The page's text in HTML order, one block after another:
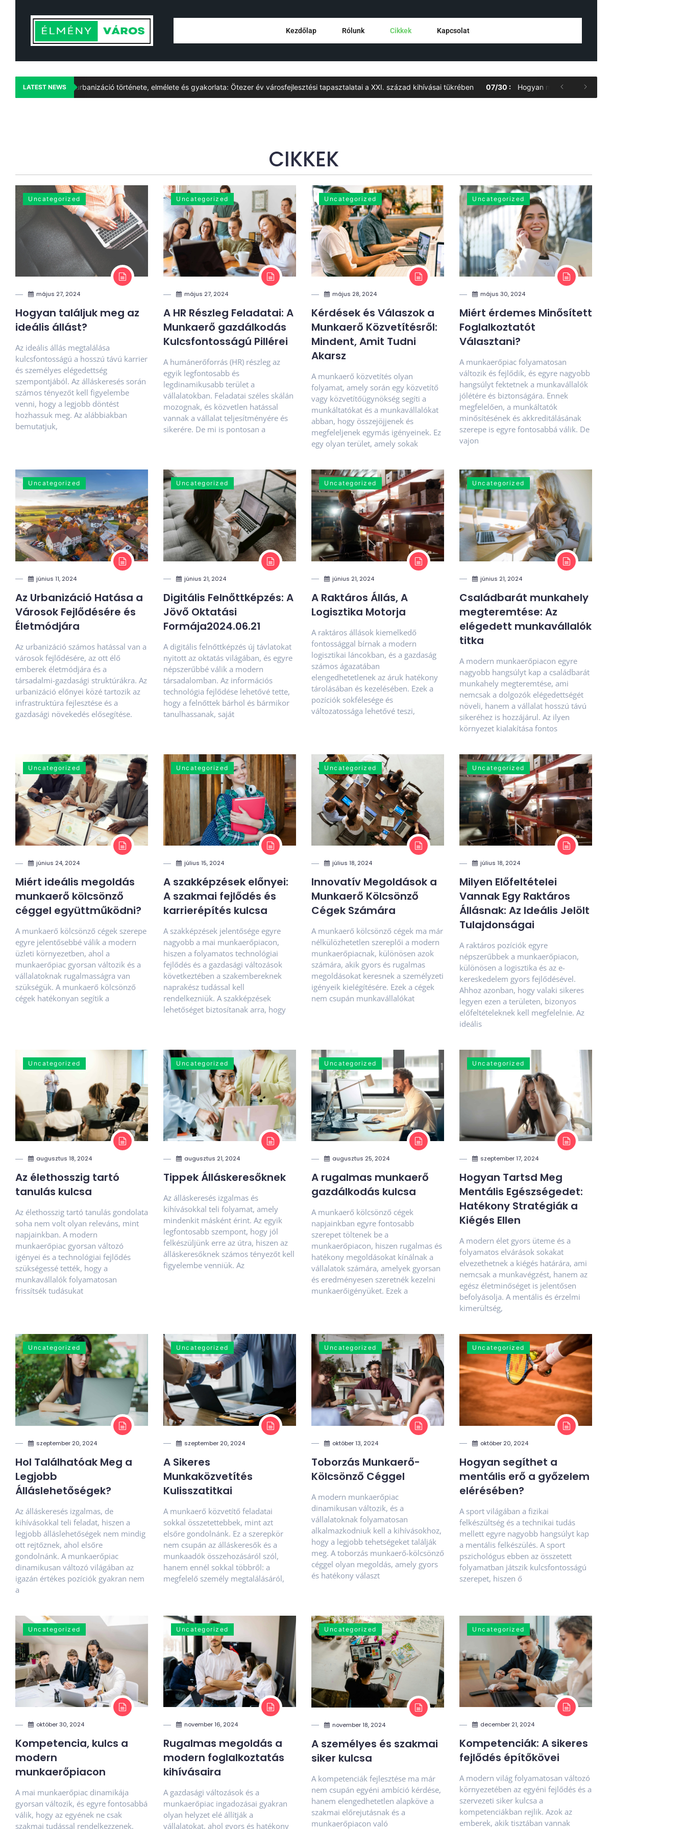
Kezdőlap Rólunk Cikkek Kapcsolat
LATEST NEWS
A fenntartható urbanizáció története, elmélete és gyakorlata: Ötezer év városfejlesztési tapasztalatai a XXI. század kihívásai tükrében 07 : Hogyan működik a munkaerő-közvetítés és milyen
CIKKEK
Uncategorized
május 27, 2024
Hogyan találjuk meg az
ideális állást?
Az ideális állás megtalálása
kulcsfontosságú a hosszú távú karrier
és személyes elégedettség
szempontjából. Az álláskeresés során
számos tényezőt kell figyelembe
venni, hogy a legjobb döntést
hozhassuk meg. Az alábbiakban
bemutatjuk,
Uncategorized
május 27, 2024
A HR Részleg Feladatai: A
Munkaerő gazdálkodás
Kulcsfontosságú Pillérei
A humánerőforrás (HR) részleg az
egyik legfontosabb és
legdinamikusabb terület a
vállalatokban. Feladatai széles skálán
mozognak, és közvetlen hatással
vannak a vállalat teljesítményére és
sikerére. De mi is pontosan a
Uncategorized
május 28, 2024
Kérdések és Válaszok a
Munkaerő Közvetítésről:
Mindent, Amit Tudni
Akarsz
A munkaerő közvetítés olyan
folyamat, amely során egy közvetítő
vagy közvetítőügynökség segíti a
munkáltatókat és a munkavállalókat
abban, hogy összejöjjenek és
megfeleljenek egymás igényeinek. Ez
egy olyan terület, amely sokak
Uncategorized
május 30, 2024
Miért érdemes Minősített
Foglalkoztatót
Választani?
A munkaerőpiac folyamatosan
változik és fejlődik, és egyre nagyobb
hangsúlyt fektetnek a munkavállalók
jólétére és biztonságára. Ennek
megfelelően, a munkáltatók
minősítésének és akkreditálásának
szerepe is egyre fontosabbá válik. De
vajon
Uncategorized
június 11, 2024
Az Urbanizáció Hatása a
Városok Fejlődésére és
Életmódjára
Az urbanizáció számos hatással van a
városok fejlődésére, az ott élő
emberek életmódjára és a
társadalmi-gazdasági struktúrákra. Az
urbanizáció előnyei közé tartozik az
infrastruktúra fejlesztése és a
gazdasági növekedés elősegítése.
Uncategorized
június 21, 2024
Digitális Felnőttképzés: A
Jövő Oktatási
Formája2024.06.21
A digitális felnőttképzés új távlatokat
nyitott az oktatás világában, és egyre
népszerűbbé válik a modern
társadalomban. Az információs
technológia fejlődése lehetővé tette,
hogy a felnőttek bárhol és bármikor
tanulhassanak, saját
Uncategorized
június 21, 2024
A Raktáros Állás, A
Logisztika Motorja
A raktáros állások kiemelkedő
fontossággal bírnak a modern
logisztikai láncokban, és a gazdaság
számos ágazatában
elengedhetetlenek az áruk hatékony
tárolásában és kezelésében. Ezek a
pozíciók sokfélesége és
változatossága lehetővé teszi,
Uncategorized
június 21, 2024
Családbarát munkahely
megteremtése: Az
elégedett munkavállalók
titka
A modern munkaerőpiacon egyre
nagyobb hangsúlyt kap a családbarát
munkahely megteremtése, ami
nemcsak a dolgozók elégedettségét
növeli, hanem a vállalat hosszú távú
sikeréhez is hozzájárul. Az ilyen
környezet kialakítása fontos
Uncategorized
június 24, 2024
Miért ideális megoldás
munkaerő kölcsönző
céggel együttműködni?
A munkaerő kölcsönző cégek szerepe
egyre jelentősebbé válik a modern
üzleti környezetben, ahol a
munkaerőpiac gyorsan változik és a
vállalatoknak rugalmasságra van
szükségük. A munkaerő kölcsönző
cégek hatékonyan segítik a
Uncategorized
július 15, 2024
A szakképzések előnyei:
A szakmai fejlődés és
karrierépítés kulcsa
A szakképzések jelentősége egyre
nagyobb a mai munkaerőpiacon,
hiszen a folyamatos technológiai
fejlődés és a gazdasági változások
következtében a szakembereknek
naprakész tudással kell
rendelkezniük. A szakképzések
lehetőséget biztosítanak arra, hogy
Uncategorized
július 18, 2024
Innovatív Megoldások a
Munkaerő Kölcsönző
Cégek Számára
A munkaerő kölcsönző cégek ma már
nélkülözhetetlen szereplői a modern
munkaerőpiacnak, különösen azok
számára, akik gyors és rugalmas
megoldásokat keresnek a személyzeti
igényeik kielégítésére. Ezek a cégek
nem csupán munkavállalókat
Uncategorized
július 18, 2024
Milyen Előfeltételei
Vannak Egy Raktáros
Állásnak: Az Ideális Jelölt
Tulajdonságai
A raktáros pozíciók egyre
népszerűbbek a munkaerőpiacon,
különösen a logisztika és az e-
kereskedelem gyors fejlődésével.
Ahhoz azonban, hogy valaki sikeres
legyen ezen a területen, bizonyos
előfeltételeknek kell megfelelnie. Az
ideális
Uncategorized
augusztus 18, 2024
Az élethosszig tartó
tanulás kulcsa
Az élethosszig tartó tanulás gondolata
soha nem volt olyan releváns, mint
napjainkban. A modern
munkaerőpiac gyorsan változó
igényei és a technológiai fejlődés
szükségessé tették, hogy a
munkavállalók folyamatosan
frissítsék tudásukat
Uncategorized
augusztus 21, 2024
Tippek Álláskeresőknek
Az álláskeresés izgalmas és
kihívásokkal teli folyamat, amely
mindenkit másként érint. Az egyik
legfontosabb szempont, hogy jól
felkészüljünk erre az útra, hiszen az
álláskeresőknek számos tényezőt kell
figyelembe venniük. Az
Uncategorized
augusztus 25, 2024
A rugalmas munkaerő
gazdálkodás kulcsa
A munkaerő kölcsönző cégek
napjainkban egyre fontosabb
szerepet töltenek be a
munkaerőpiacon, hiszen rugalmas és
hatékony megoldásokat kínálnak a
vállalatok számára, amelyek gyorsan
és eredményesen szeretnék kezelni
munkaerőigényüket. Ezek a
Uncategorized
szeptember 17, 2024
Hogyan Tartsd Meg
Mentális Egészségedet:
Hatékony Stratégiák a
Kiégés Ellen
A modern élet gyors üteme és a
folyamatos elvárások sokakat
elvezethetnek a kiégés határára, ami
nemcsak a munkavégzést, hanem az
egész életminőséget is jelentősen
befolyásolja. A mentális és érzelmi
kimerültség,
Uncategorized
szeptember 20, 2024
Hol Találhatóak Meg a
Legjobb
Álláslehetőségek?
Az álláskeresés izgalmas, de
kihívásokkal teli feladat, hiszen a
legjobb álláslehetőségek nem mindig
ott rejtőznek, ahol elsőre
gondolnánk. A munkaerőpiac
dinamikusan változó világában az
igazán értékes pozíciók gyakran nem
a
Uncategorized
szeptember 20, 2024
A Sikeres
Munkaközvetítés
Kulisszatitkai
A munkaerő közvetítő feladatai
sokkal összetettebbek, mint azt
elsőre gondolnánk. Ez a szerepkör
nem csupán az álláskeresők és a
munkaadók összehozásáról szól,
hanem ennél sokkal többről: a
megfelelő személy megtalálásáról,
Uncategorized
október 13, 2024
Toborzás Munkaerő-
Kölcsönző Céggel
A modern munkaerőpiac
dinamikusan változik, és a
vállalatoknak folyamatosan
alkalmazkodniuk kell a kihívásokhoz,
hogy a legjobb tehetségeket találják
meg. A toborzás munkaerő-kölcsönző
céggel olyan megoldás, amely gyors
és hatékony választ
Uncategorized
október 20, 2024
Hogyan segíthet a
mentális erő a győzelem
elérésében?
A sport világában a fizikai
felkészültség és a technikai tudás
mellett egyre nagyobb hangsúlyt kap
a mentális felkészülés. A sport
pszichológus ebben az összetett
folyamatban játszik kulcsfontosságú
szerepet, hiszen ő
Uncategorized
október 30, 2024
Kompetencia, kulcs a
modern
munkaerőpiacon
A mai munkaerőpiac dinamikája
gyorsan változik, és egyre fontosabbá
válik, hogy az egyének ne csak
szakmai tudással rendelkezzenek,
Uncategorized
november 16, 2024
Rugalmas megoldás a
modern foglalkoztatás
kihívásaira
A gazdasági változások és a
munkaerőpiac ingadozásai gyakran
olyan helyzet elé állítják a
vállalatokat, ahol gyors és hatékony
Uncategorized
november 18, 2024
A személyes és szakmai
siker kulcsa
A kompetenciák fejlesztése ma már
nem csupán egyéni ambíció kérdése,
hanem elengedhetetlen alapköve a
szakmai előrejutásnak és a
munkaerőpiacon való
Uncategorized
december 21, 2024
Kompetenciák: A sikeres
fejlődés építőkövei
A modern világ folyamatosan változó
környezetében az egyéni fejlődés és a
szervezeti siker kulcsa a
kompetenciákban rejlik. Azok az
emberek, akik tisztában vannak